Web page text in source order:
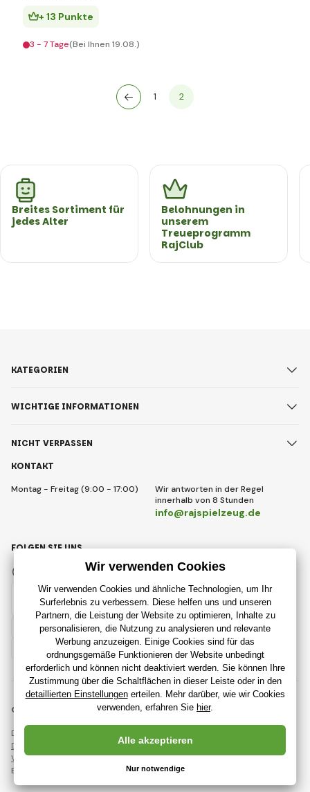
+ 13 Punkte
3 - 7 Tage(Bei Ihnen 19.08.)
1 2
Breites Sortiment für
jedes Alter
Belohnungen in
unserem
Treueprogramm
RajClub
KONTAKT
Montag - Freitag (9:00 - 17:00)
Wir antworten in der Regel
innerhalb von 8 Stunden
info@rajspielzeug.de
KATEGORIEN
WICHTIGE INFORMATIONEN
NICHT VERPASSEN
Deutsch
FOLGEN SIE UNS
Instagram
© 2018 - 2026 RajSpielzeug.de, Alle Rechte vorbehalten
Diese Seite ist durch reCAPTCHA geschützt und es gelten
DatenschutzbestimmungenUnternehmen Google und deren
Vertragsbedingungen.
Erstellung leistungsstarker Online-Shops ab